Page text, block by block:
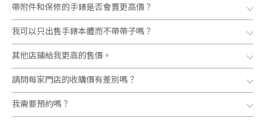
帶附件和保修的手錶是否會賣更高價？
我可以只出售手錶本體而不帶帶子嗎？
其他店鋪給我更高的售價。
請問每家門店的收購價有差別嗎？
我需要預約嗎？